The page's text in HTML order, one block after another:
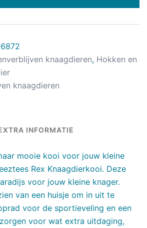
knaagdieren, Hokken en
knaagdieren
INFORMATIE
mooie kooi voor jouw kleine
Rex Knaagdierkooi. Deze
voor jouw kleine knager.
van een huisje om in uit te
voor de sportieveling en een
voor wat extra uitdaging,